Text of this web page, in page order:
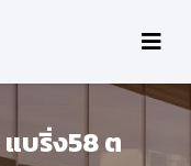
บริ่ง58 ต